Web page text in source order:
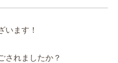
います！
されましたか？